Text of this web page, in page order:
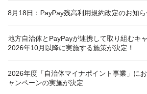
8月18日：PayPay残高利用規約改定のお知
地方自治体とPayPayが連携して取り組むキ
2026年10月以降に実施する施策が決定！
2026年度「自治体マイナポイント事業」に
ャンペーンの実施が決定